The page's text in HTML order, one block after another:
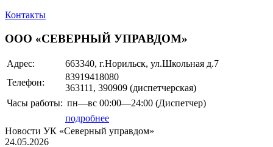
Контакты
ООО «СЕВЕРНЫЙ УПРАВДОМ»
Адрес:
663340, г.Норильск, ул.Школьная д.7
Телефон:
83919418080
363111, 390909 (диспетчерская)
Часы работы: пн—вс 00:00—24:00 (Диспетчер)
подробнее
Новости УК «Северный управдом»
24.05.2026